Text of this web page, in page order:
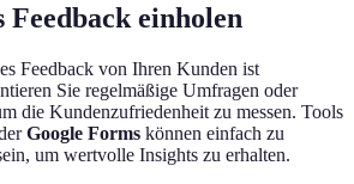
einholen
Feedback von Ihren Kunden ist
Sie regelmäßige Umfragen oder
die Kundenzufriedenheit zu messen. Tools
Google Forms können einfach zu
um wertvolle Insights zu erhalten.